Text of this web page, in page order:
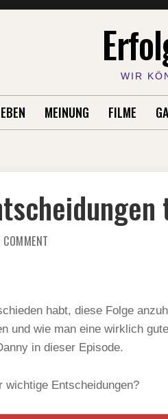
WIR
MEINUNG FILME
COMMENT
habt, diese Folge
und wie man eine wirklich
in dieser Episode.
Entscheidungen?